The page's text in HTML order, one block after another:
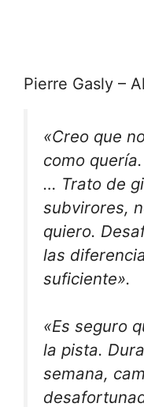
Pierre Gasly –
«Creo que
como
… Trato de
subvirores,
quiero.
las
suficiente».
«Es seguro
la pista.
semana,